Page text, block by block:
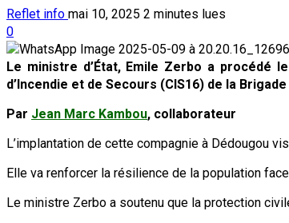
Reflet info mai 10, 2025 2 minutes lues
0
Le ministre d’État, Emile Zerbo a procédé
d’Incendie et de Secours (CIS16) de la
Par Jean Marc Kambou, collaborateur
L’implantation de cette compagnie à Dédougou
Elle va renforcer la résilience de la population
Le ministre Zerbo a soutenu que la protection